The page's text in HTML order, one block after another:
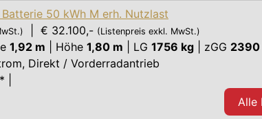
50 kWh M erh. Nutzlast
| € 32.100,- (Listenpreis exkl. MwSt.)
1,92 m Höhe 1,80 m LG 1756 kg zGG 2390
Direkt / Vorderradantrieb
Alle